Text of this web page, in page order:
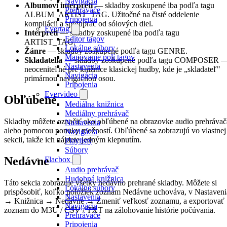
Prehrávače
Pripojenia
Evertag
Editor tagov
Lokálne súbory
Mapovanie polí tagov
Nastavenia
Navigácia
Pripojenia
Evervideo
Mediálna knižnica
Mediálny prehrávač
Nastavenia
Navigácia
Playlisty
Súbory
Flacbox
Audio prehrávač
Hudobná knižnica
Lokálne súbory
Nastavenia
Navigácia
Prehrávače
Pripojenia
Albumoví interpreti— skladby zoskupené iba podľa tagu
ALBUM_ARTIST_TAG. Užitočné na čisté oddelenie
kompilácií a spoluprác od sólových diel.
Interpreti— skladby zoskupené iba podľa tagu
ARTIST_TAG.
Žánre — skladby zoskupené podľa tagu GENRE.
Skladatelia — skladby zoskupené podľa tagu COMPOSER
neoceniteľné pre knižnice klasickej hudby, kde je „skladateľ"
primárnou navigačnou osou.
Obľúbené
Skladby môžete označiť ako obľúbené na obrazovke audio
alebo pomocou ponuky možností. Obľúbené sa zobrazujú vo vlastnej
sekcii, takže ich nájdete jedným klepnutím.
Nedávne
Táto sekcia zobrazuje všetky nedávno prehrané skladby. Môžete si
prispôsobiť, koľko položiek zoznam Nedávne uchováva, v
→ Knižnica → Nedávne → Zmeniť veľkosť zoznamu, a exportovať
zoznam do M3U / CSV / TXT na zálohovanie histórie počúvania.